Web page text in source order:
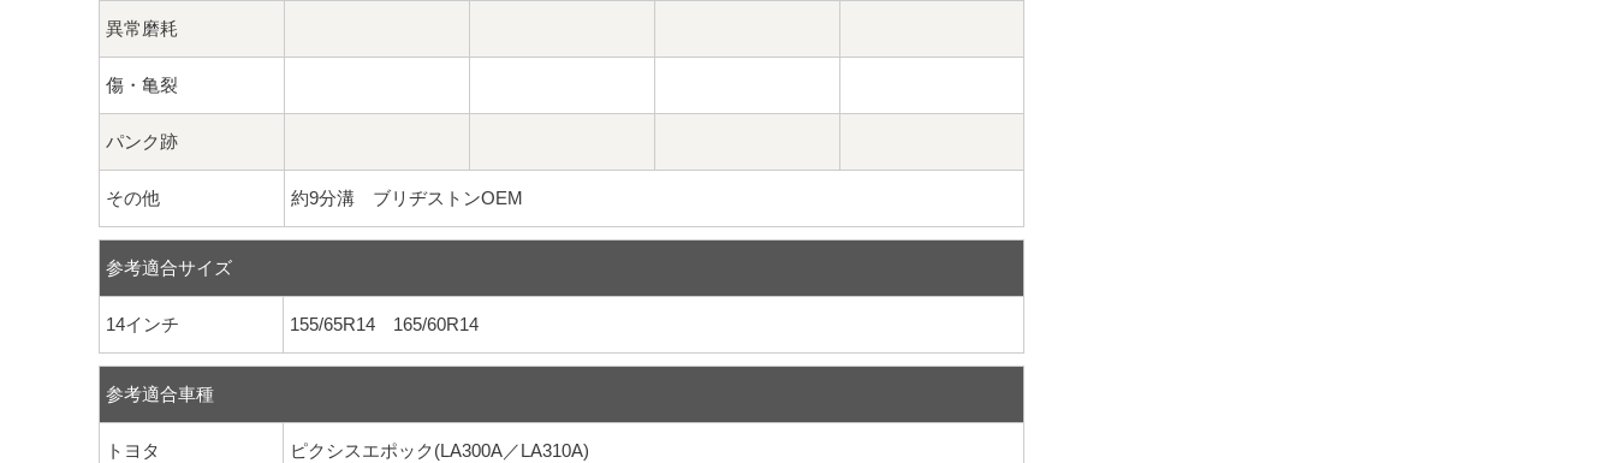
異常磨耗
傷・亀裂
パンク跡
その他 約9分溝 ブリヂストンOEM
参考適合サイズ
14インチ 155/65R14 165/60R14
参考適合車種
トヨタ
ピクシスエポック(LA300A／LA310A)